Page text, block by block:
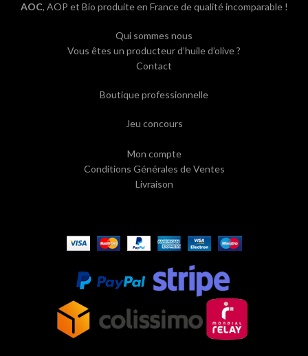
AOC, AOP et Bio produite en France de qualité incomparable !
Qui sommes nous
Vous êtes un producteur d’huile d’olive ?
Contact
Boutique professionnelle
Jeu concours
Mon compte
Conditions Générales de Ventes
Livraison